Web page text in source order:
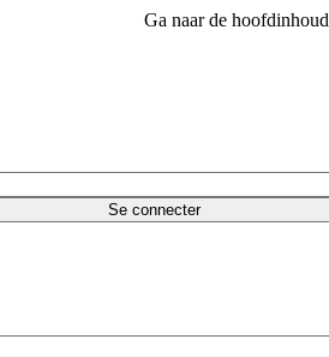
Ga naar de hoofdinhoud
Se connecter